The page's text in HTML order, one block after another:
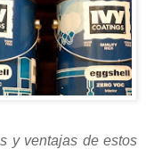
y ventajas de estos